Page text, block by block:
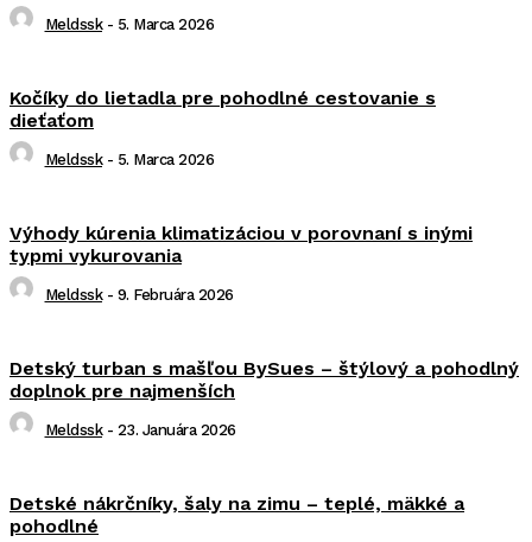
Meldssk - 5. Marca 2026
Kočíky do lietadla pre pohodlné cestovanie s
dieťaťom
Meldssk - 5. Marca 2026
Výhody kúrenia klimatizáciou v porovnaní s inými
typmi vykurovania
Meldssk - 9. Februára 2026
Detský turban s mašľou BySues – štýlový a pohodlný
doplnok pre najmenších
Meldssk - 23. Januára 2026
Detské nákrčníky, šaly na zimu – teplé, mäkké a
pohodlné